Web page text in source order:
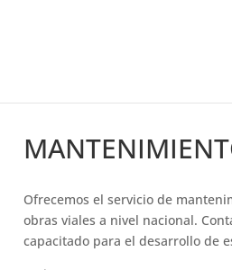
Ofrecemos el servicio de
obras viales a nivel nacional.
capacitado para el desarrollo de